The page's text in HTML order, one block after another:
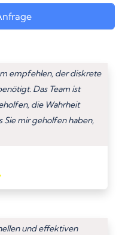
empfehlen, der diskrete
Das Team ist
die Wahrheit
Sie mir geholfen haben,
und effektiven